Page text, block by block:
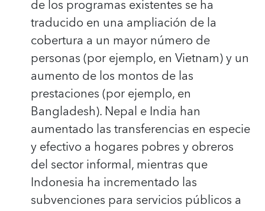
de los programas existentes se ha
traducido en una ampliación de la
cobertura a un mayor número de
personas (por ejemplo, en Vietnam) y un
aumento de los montos de las
prestaciones (por ejemplo, en
Bangladesh). Nepal e India han
aumentado las transferencias en especie
y efectivo a hogares pobres y obreros
del sector informal, mientras que
Indonesia ha incrementado las
subvenciones para servicios públicos a